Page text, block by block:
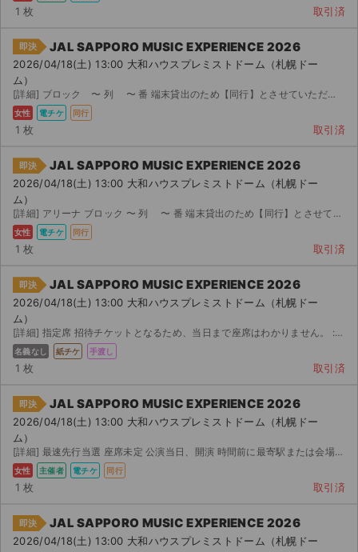
チケットジャムの取り組み
音楽情報
1 枚 取引済
即決 JAL SAPPORO MUSIC EXPERIENCE 2026
2026/04/18(土) 13:00 大和ハウスプレミストドーム（札幌ドー
ム）
[詳細] ブロック 〜 列 〜 番 端末貸出のため【同行】とさせていただきました。 端末貸出の...
女性 電チケ 同行
1 枚 取引済
即決 JAL SAPPORO MUSIC EXPERIENCE 2026
2026/04/18(土) 13:00 大和ハウスプレミストドーム（札幌ドー
ム）
[詳細] アリーナ ブロック 〜 列 〜 番 端末貸出のため【同行】とさせていただきました。 端末...
女性 電チケ 同行
1 枚 取引済
即決 JAL SAPPORO MUSIC EXPERIENCE 2026
2026/04/18(土) 13:00 大和ハウスプレミストドーム（札幌ドー
ム）
[詳細] 指定席 招待チケットとなるため、当日まで座席はわかりません。 : 〜 : での受渡し...
名義なし 紙チケ 手渡し
1 枚 取引済
即決 JAL SAPPORO MUSIC EXPERIENCE 2026
2026/04/18(土) 13:00 大和ハウスプレミストドーム（札幌ドー
ム）
[詳細] 最速先行当選 座席未定 公演当日、開演 時間前に最寄駅または会場付近にて待ち合わせし、端末を...
女性 主催者 電チケ 同行
1 枚 取引済
即決 JAL SAPPORO MUSIC EXPERIENCE 2026
2026/04/18(土) 13:00 大和ハウスプレミストドーム（札幌ドー